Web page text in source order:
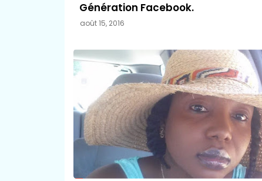
Génération Facebook.
août 15, 2016